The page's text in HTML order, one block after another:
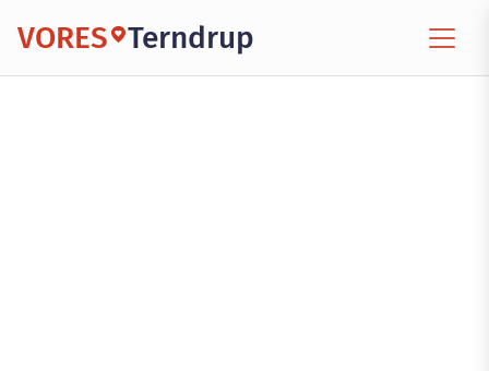
VORES Terndrup